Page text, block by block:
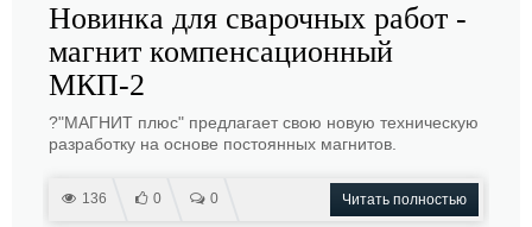
Новинка для сварочных работ -
магнит компенсационный
МКП-2
?"МАГНИТ плюс" предлагает свою новую техническую
разработку на основе постоянных магнитов.
136 0 0 Читать полностью